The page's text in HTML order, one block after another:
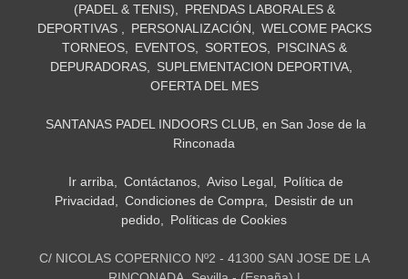
(PADEL & TENIS)
PRENDAS LABORALES &
DEPORTIVAS
PERSONALIZACIÓN
WELCOME PACKS
TORNEOS
EVENTOS SORTEOS
PISCINAS &
DEPURADORAS
SUPLEMENTACION DEPORTIVA
OFERTA DEL MES
SANTANAS PADEL INDOORS CLUB, en San Jose de la
Rinconada
Ir arriba Contáctanos Aviso Legal
Política de
Privacidad
Condiciones de Compra
Desistir de un
pedido
Políticas de Cookies
C/ NICOLAS COPERNICO Nº2 - 41300 SAN JOSE DE LA